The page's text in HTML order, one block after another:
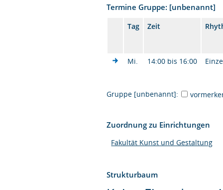
Termine Gruppe: [unbenannt]
Tag Zeit
Mi. 14:00 bis 16:00
Gruppe [unbenannt]:
Zuordnung zu Einrichtungen
Fakultät Kunst und Gestaltung
Strukturbaum